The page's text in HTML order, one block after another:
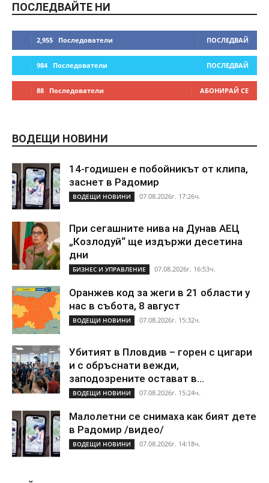
ПОСЛЕДВАЙТЕ НИ
2,955 Последователи ПОСЛЕДВАЙ
984 Последователи ПОСЛЕДВАЙ
88 Последователи АБОНИРАЙ СЕ
ВОДЕЩИ НОВИНИ
14-годишен е побойникът от клипа,
заснет в Радомир
ВОДЕЩИ НОВИНИ 07.08.2026г. 17:26ч.
При сегашните нива на Дунав АЕЦ
„Козлодуй“ ще издържи десетина
дни
БИЗНЕС И УПРАВЛЕНИЕ 07.08.2026г. 16:53ч.
Оранжев код за жеги в 21 области у
нас в събота, 8 август
ВОДЕЩИ НОВИНИ 07.08.2026г. 15:32ч.
Убитият в Пловдив – горен с цигари
и с обръснати вежди,
заподозрените остават в...
ВОДЕЩИ НОВИНИ 07.08.2026г. 15:24ч.
Малолетни се снимаха как бият дете
в Радомир /видео/
ВОДЕЩИ НОВИНИ 07.08.2026г. 14:18ч.